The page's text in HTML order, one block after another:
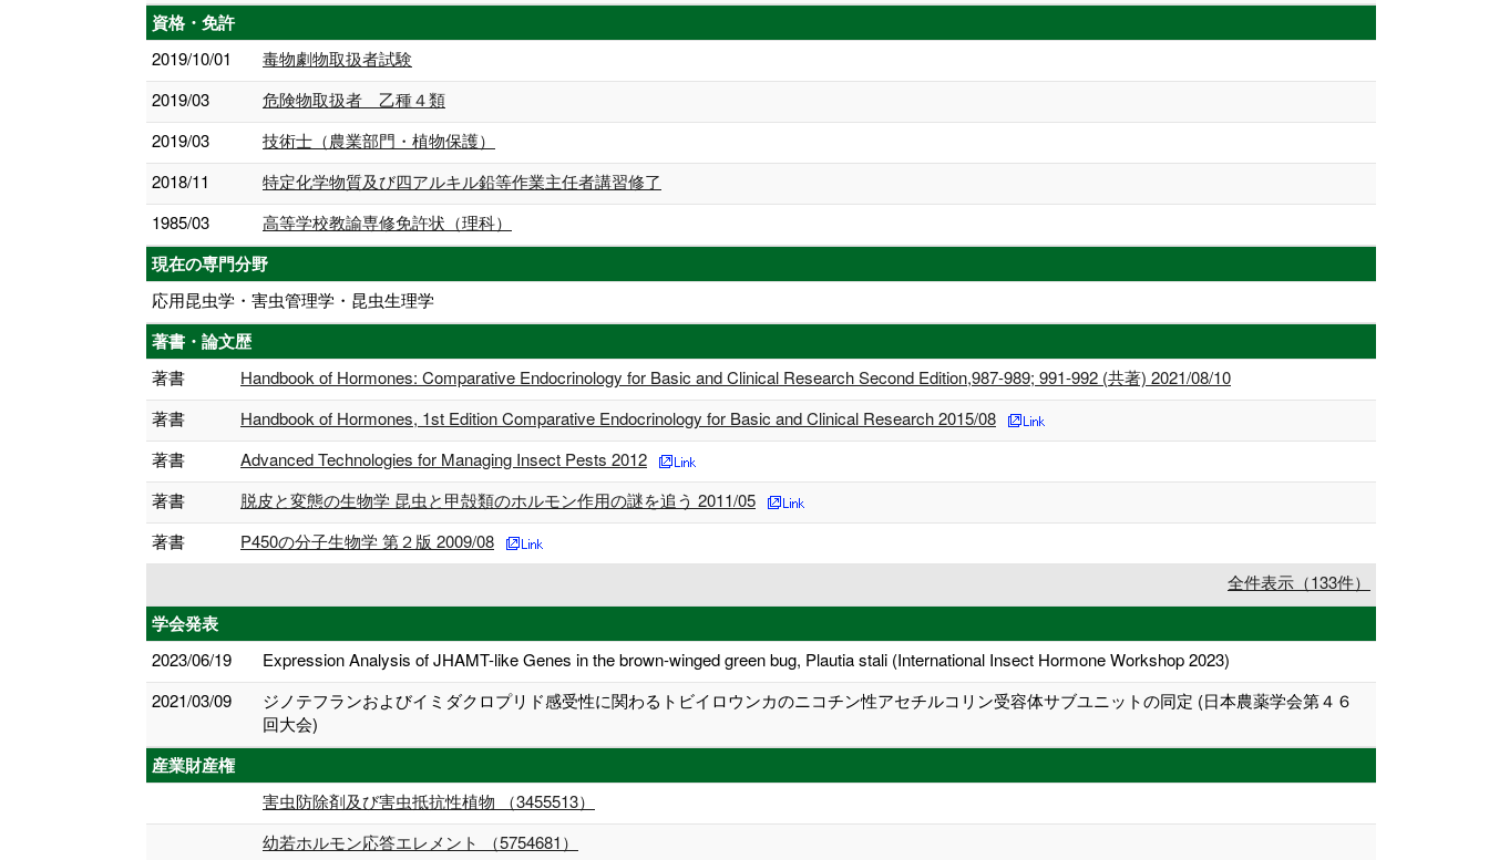
資格・免許
2019/10/01
毒物劇物取扱者試験
2019/03
危険物取扱者 乙種４類
2019/03
技術士（農業部門・植物保護）
2018/11
特定化学物質及び四アルキル鉛等作業主任者講習修了
1985/03
高等学校教諭専修免許状（理科）
現在の専門分野
応用昆虫学・害虫管理学・昆虫生理学
著書・論文歴
著書
Handbook of Hormones: Comparative Endocrinology for Basic and Clinical Research Second Edition,987-989; 991-992 (共著) 2021/08/10
著書
Handbook of Hormones, 1st Edition Comparative Endocrinology for Basic and Clinical Research 2015/08
著書
Advanced Technologies for Managing Insect Pests 2012
著書
脱皮と変態の生物学 昆虫と甲殻類のホルモン作用の謎を追う 2011/05
著書
P450の分子生物学 第２版 2009/08
全件表示（133件）
学会発表
2023/06/19
Expression Analysis of JHAMT-like Genes in the brown-winged green bug, Plautia stali (International Insect Hormone Workshop 2023)
2021/03/09
ジノテフランおよびイミダクロプリド感受性に関わるトビイロウンカのニコチン性アセチルコリン受容体サブユニットの同定 (日本農薬学会第４６
回大会)
産業財産権
害虫防除剤及び害虫抵抗性植物 （3455513）
幼若ホルモン応答エレメント （5754681）